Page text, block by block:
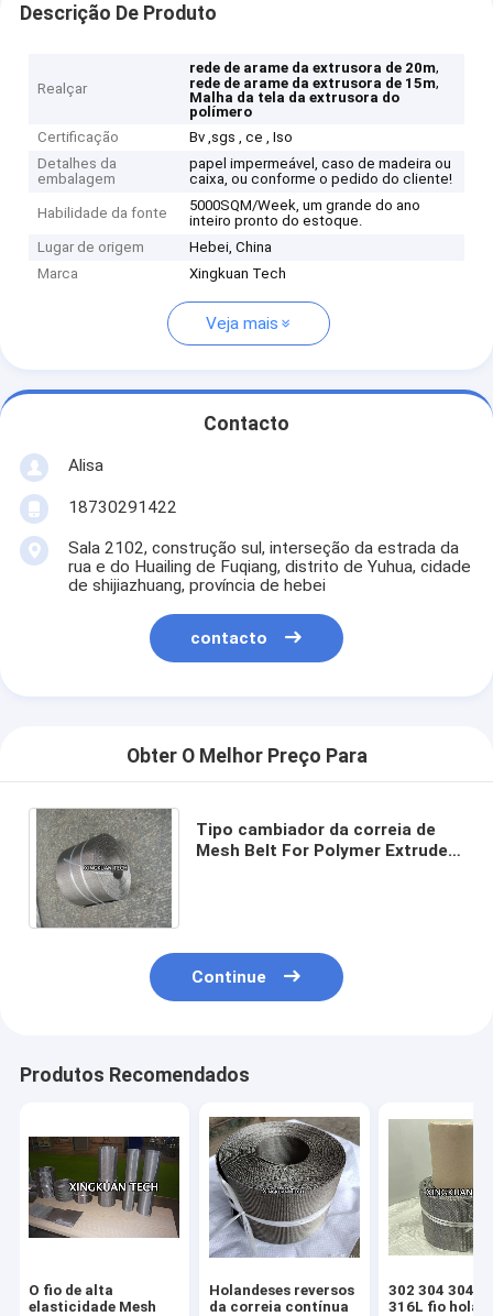
Descrição De Produto
Realçar
rede de arame da extrusora de 20m,
rede de arame da extrusora de 15m,
Malha da tela da extrusora do
polímero
Certificação
Bv ,sgs , ce , Iso
Detalhes da
embalagem
papel impermeável, caso de madeira ou
caixa, ou conforme o pedido do cliente!
Habilidade da fonte
5000SQM/Week, um grande do ano
inteiro pronto do estoque.
Lugar de origem
Hebei, China
Marca
Xingkuan Tech
Veja mais
Contacto
Alisa
18730291422
Sala 2102, construção sul, interseção da estrada da
rua e do Huailing de Fuqiang, distrito de Yuhua, cidade
de shijiazhuang, província de hebei
contacto
Obter O Melhor Preço Para
Tipo cambiador da correia de
Mesh Belt For Polymer Extruder
Continue
Produtos Recomendados
O fio de alta
elasticidade Mesh
Holandeses reversos
da correia contínua
302 304 304A
316L fio